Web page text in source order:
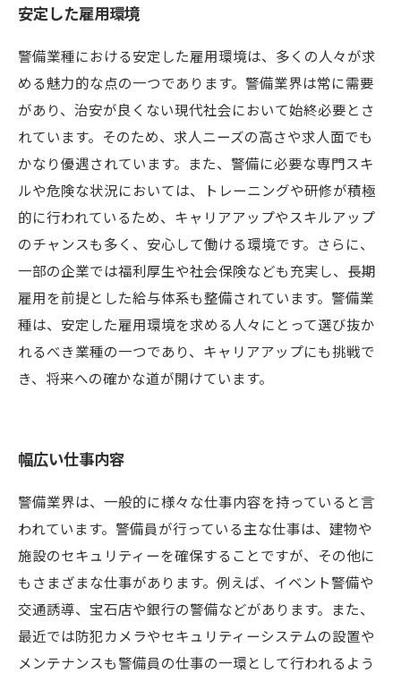
安定した雇用環境
警備業種における安定した雇用環境は、多くの人々が求
める魅力的な点の一つであります。警備業界は常に需要
があり、治安が良くない現代社会において始終必要とさ
れています。そのため、求人ニーズの高さや求人面でも
かなり優遇されています。また、警備に必要な専門スキ
ルや危険な状況においては、トレーニングや研修が積極
的に行われているため、キャリアアップやスキルアップ
のチャンスも多く、安心して働ける環境です。さらに、
一部の企業では福利厚生や社会保険なども充実し、長期
雇用を前提とした給与体系も整備されています。警備業
種は、安定した雇用環境を求める人々にとって選び抜か
れるべき業種の一つであり、キャリアアップにも挑戦で
き、将来への確かな道が開けています。
幅広い仕事内容
警備業界は、一般的に様々な仕事内容を持っていると言
われています。警備員が行っている主な仕事は、建物や
施設のセキュリティーを確保することですが、その他に
もさまざまな仕事があります。例えば、イベント警備や
交通誘導、宝石店や銀行の警備などがあります。また、
最近では防犯カメラやセキュリティーシステムの設置や
メンテナンスも警備員の仕事の一環として行われるよう